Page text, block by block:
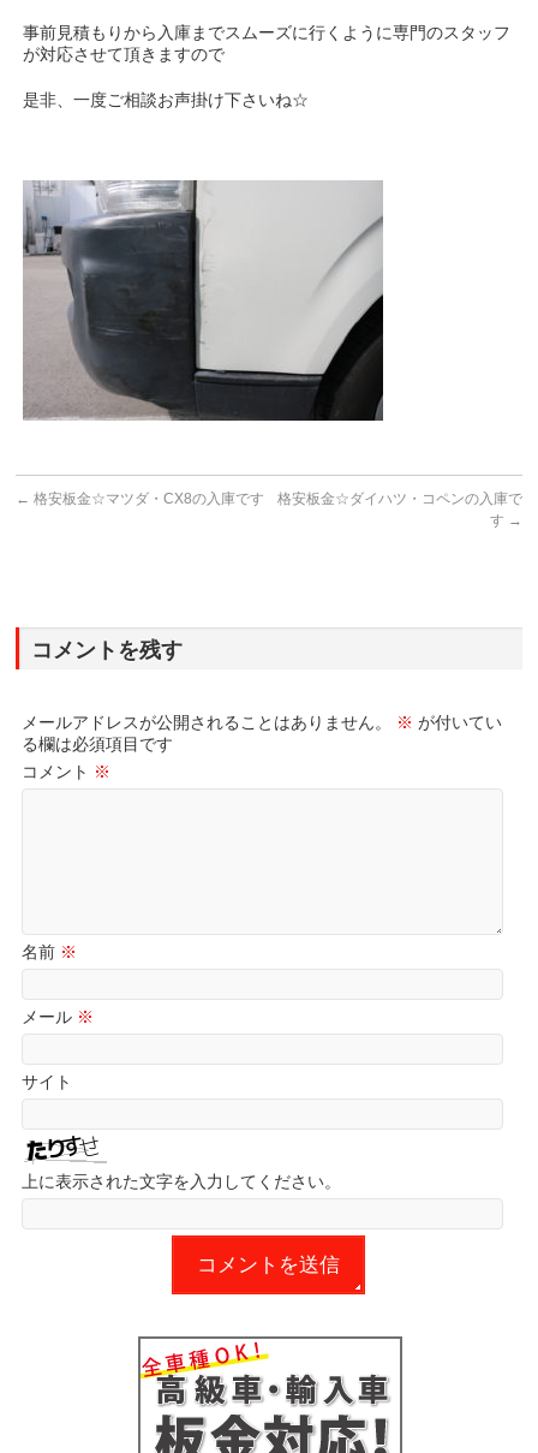
事前見積もりから入庫までスムーズに行くように専門のスタッフ
が対応させて頂きますので
是非、一度ご相談お声掛け下さいね☆
← 格安板金☆マツダ・CX8の入庫です
格安板金☆ダイハツ・コペンの入庫で
す →
コメントを残す
メールアドレスが公開されることはありません。 ※ が付いてい
る欄は必須項目です
コメント ※
名前 ※
メール ※
サイト
上に表示された文字を入力してください。